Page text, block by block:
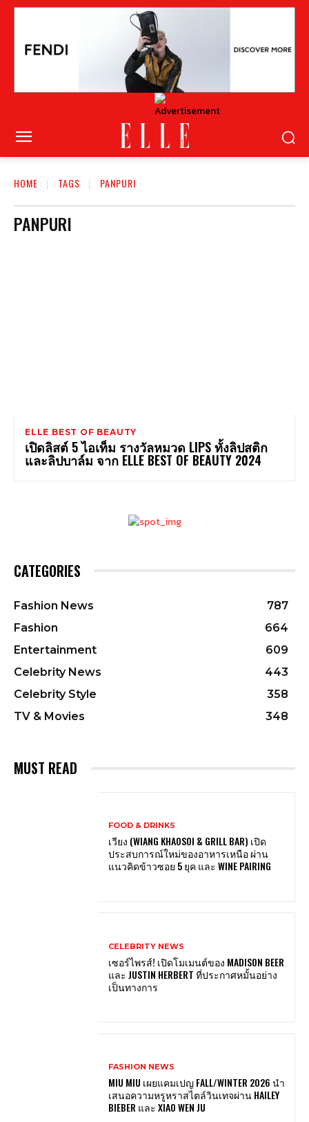
HOME TAGS PANPURI
PANPURI
ELLE BEST OF BEAUTY
เปิดลิสต์ 5 ไอเท็ม รางวัลหมวด LIPS ทั้งลิปสติก
และลิปบาล์ม จาก ELLE BEST OF BEAUTY 2024
CATEGORIES
Fashion News
787
Fashion
664
Entertainment
609
Celebrity News
443
Celebrity Style
358
TV & Movies
348
MUST READ
FOOD & DRINKS
เวียง (WIANG KHAOSOI & GRILL BAR) เปิด
ประสบการณ์ใหม่ของอาหารเหนือ ผ่าน
แนวคิดข้าวซอย 5 ยุค และ WINE PAIRING
CELEBRITY NEWS
เซอร์ไพรส์! เปิดโมเมนต์ของ MADISON BEER
และ JUSTIN HERBERT ที่ประกาศหมั้นอย่าง
เป็นทางการ
FASHION NEWS
MIU MIU เผยแคมเปญ FALL/WINTER 2026 นำ
เสนอความหรูหราสไตล์วินเทจผ่าน HAILEY
BIEBER และ XIAO WEN JU